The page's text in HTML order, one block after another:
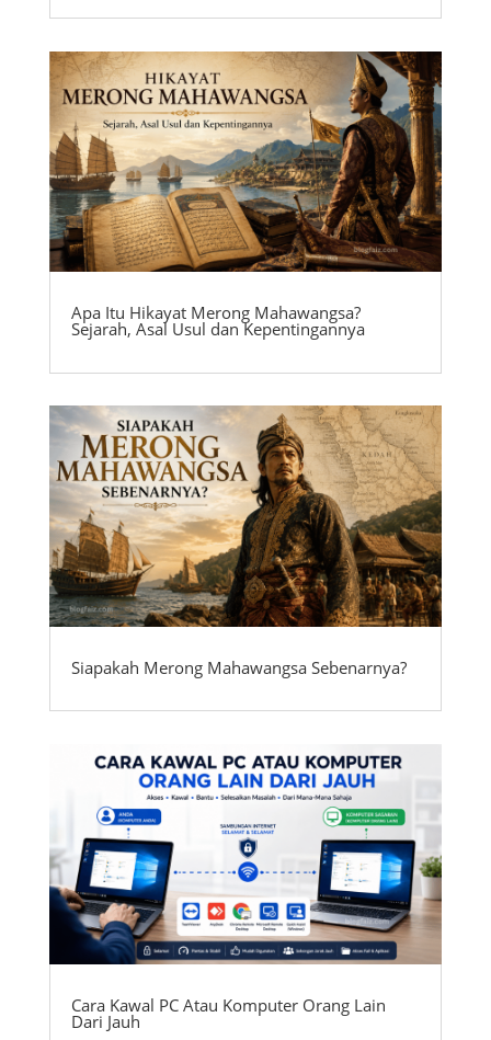
Apa Itu Hikayat Merong Mahawangsa?
Sejarah, Asal Usul dan Kepentingannya
Siapakah Merong Mahawangsa Sebenarnya?
Cara Kawal PC Atau Komputer Orang Lain
Dari Jauh